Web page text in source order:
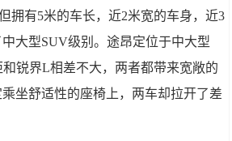
拥有5米的车长，近2米宽的车身，近3
大型SUV级别。途昂定位于中大型
锐界L相差不大，两者都带来宽敞的
坐舒适性的座椅上，两车却拉开了差